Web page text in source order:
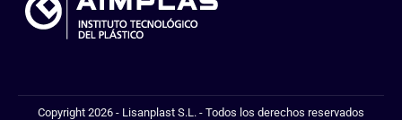
Copyright 2026 - Lisanplast S.L. - Todos los derechos reservados